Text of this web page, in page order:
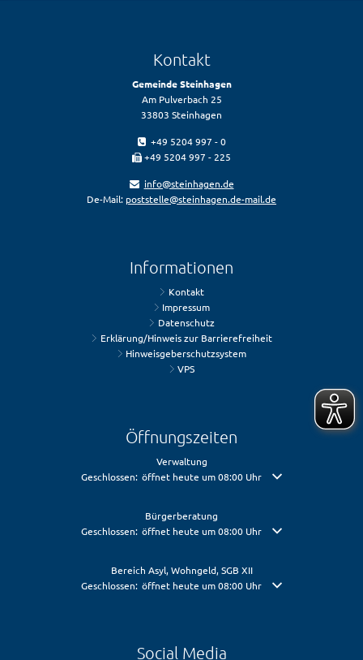
Kontakt
Gemeinde Steinhagen
Am Pulverbach 25
33803 Steinhagen
+49 5204 997 - 0
+49 5204 997 - 225
info@steinhagen.de
De-Mail: poststelle@steinhagen.de-mail.de
Informationen
Kontakt
Impressum
Datenschutz
Erklärung/Hinweis zur Barrierefreiheit
Hinweisgeberschutzsystem
VPS
Öffnungszeiten
Verwaltung
Klicken, um weitere Öffnungs- oder Schließzeiten
Geschlossen: öffnet heute um 08:00 Uhr
Bürgerberatung
Klicken, um weitere Öffnungs- oder Schließzeiten
Geschlossen: öffnet heute um 08:00 Uhr
Bereich Asyl, Wohngeld, SGB XII
Klicken, um weitere Öffnungs- oder Schließzeiten
Geschlossen: öffnet heute um 08:00 Uhr
Social Media